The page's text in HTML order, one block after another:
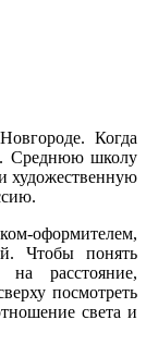
Когда
Среднюю школу
художественную
оформителем,
Чтобы понять
расстояние,
посмотреть
света и